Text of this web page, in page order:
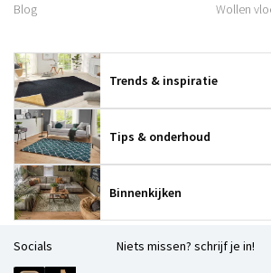
Blog
Wollen
Trends & inspiratie
Tips & onderhoud
Binnenkijken
Socials Niets missen? schrijf je in!